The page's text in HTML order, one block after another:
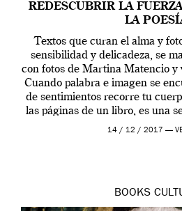
REDESCUBRIR LA
LA
Textos que curan el alma y
sensibilidad y delicadeza, se
con fotos de Martina Matencio
Cuando palabra e imagen se
de sentimientos recorre tu
las páginas de un libro, es una
14 / 12 / 2017 —
BOOKS